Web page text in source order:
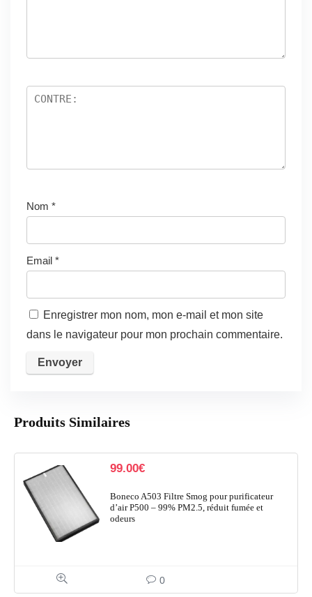
Nom *
Email *
Enregistrer mon nom, mon e-mail et mon site
dans le navigateur pour mon prochain commentaire.
Produits Similaires
99.00€
Boneco A503 Filtre Smog pour purificateur
d’air P500 – 99% PM2.5, réduit fumée et
odeurs
0